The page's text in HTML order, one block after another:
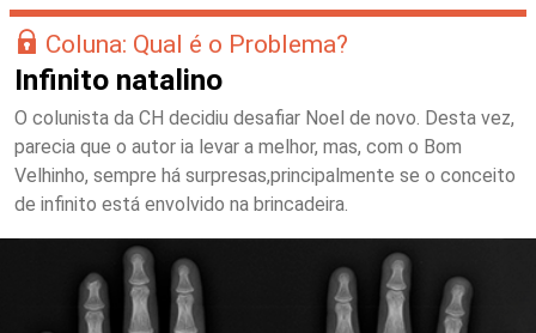
Coluna: Qual é o Problema?
Infinito natalino
O colunista da CH decidiu desafiar Noel de novo. Desta vez,
parecia que o autor ia levar a melhor, mas, com o Bom
Velhinho, sempre há surpresas,principalmente se o conceito
de infinito está envolvido na brincadeira.